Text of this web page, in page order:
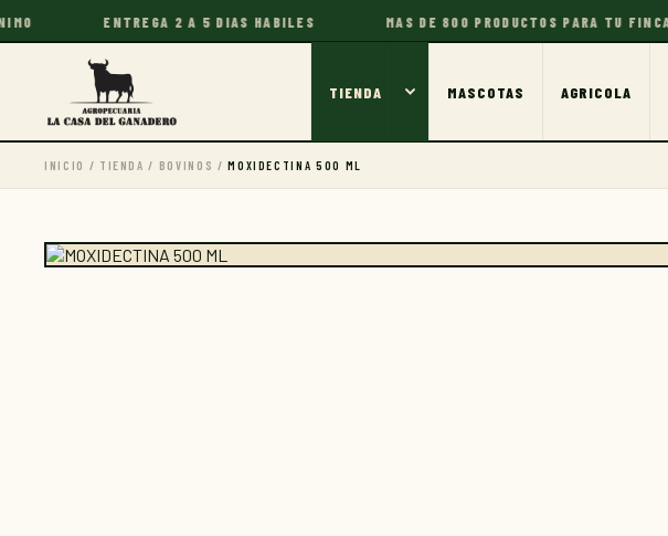
ENTREGA 2 A 5 DIAS HABILES MAS DE 800 PRODUCTOS PARA TU FINCA
TIENDA MASCOTAS AGRICOLA
INICIO / TIENDA / BOVINOS /MOXIDECTINA 500 ML